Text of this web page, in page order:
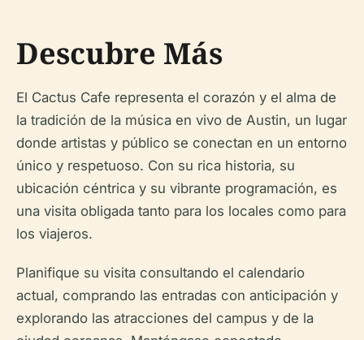
Descubre Más
El Cactus Cafe representa el corazón y el alma de
la tradición de la música en vivo de Austin, un lugar
donde artistas y público se conectan en un entorno
único y respetuoso. Con su rica historia, su
ubicación céntrica y su vibrante programación, es
una visita obligada tanto para los locales como para
los viajeros.
Planifique su visita consultando el calendario
actual, comprando las entradas con anticipación y
explorando las atracciones del campus y de la